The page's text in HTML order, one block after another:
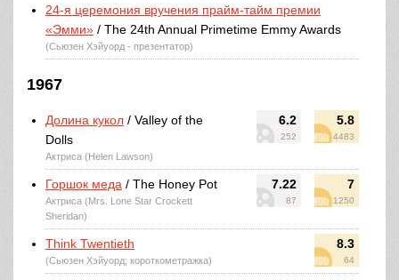
24-я церемония вручения прайм-тайм премии
«Эмми» / The 24th Annual Primetime Emmy Awards
(Сьюзен Хэйуорд - презентатор)
1967
6.2
252
5.8
4483
Долина кукол / Valley of the
Dolls
Актриса (Helen Lawson)
7.22
87
7
1250
Горшок меда / The Honey Pot
Актриса (Mrs. Lone Star Crockett
Sheridan)
8.3
64
Think Twentieth
(Сьюзен Хэйуорд; короткометражка)